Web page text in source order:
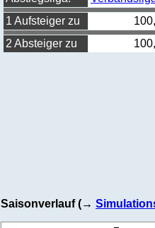
1 Aufsteiger zu
2 Absteiger zu
Saisonverlauf (→